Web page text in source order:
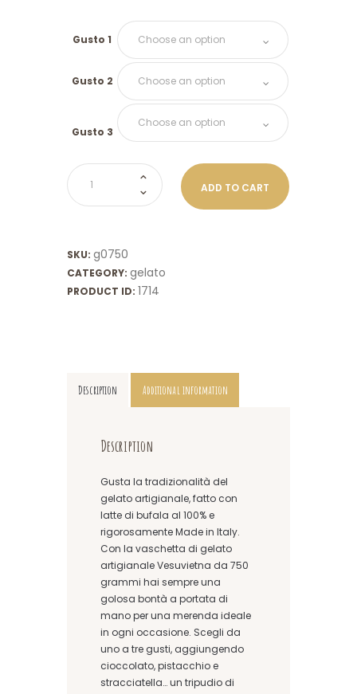
Gusto 1
Gusto 2
Gusto 3
Vaschetta
gelato
artigianale
quantity
ADD TO CART
SKU: g0750
CATEGORY: gelato
PRODUCT ID: 1714
Description Additional information
Description
Gusta la tradizionalità del
gelato artigianale, fatto con
latte di bufala al 100% e
rigorosamente Made in Italy.
Con la vaschetta di gelato
artigianale Vesuvietna da 750
grammi hai sempre una
golosa bontà a portata di
mano per una merenda ideale
in ogni occasione. Scegli da
uno a tre gusti, aggiungendo
cioccolato, pistacchio e
stracciatella… un tripudio di